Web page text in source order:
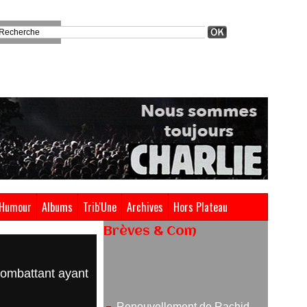
Humour Albums Trib'Une Archives Hors Plateau
ayant
Brèves & Com